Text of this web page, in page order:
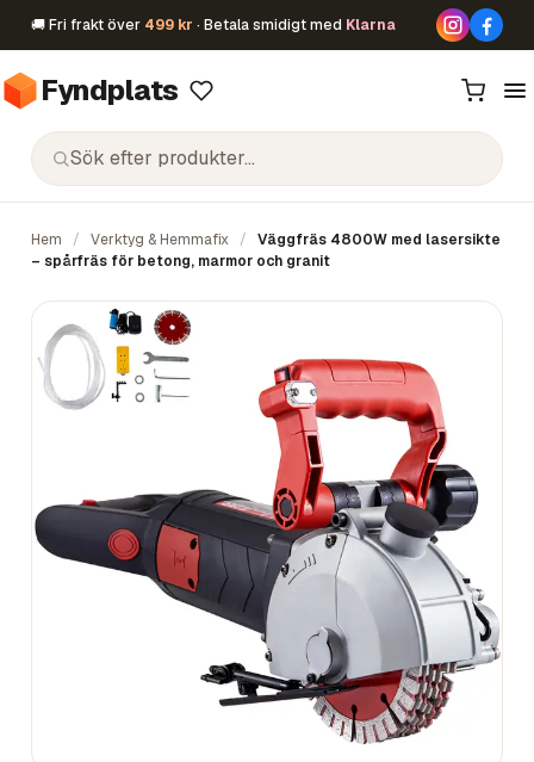
🚚 Fri frakt över 499 kr · Betala smidigt med Klarna
Fyndplats
Hem / Verktyg & Hemmafix /
Väggfräs 4800W med lasersikte
– spårfräs för betong, marmor och granit